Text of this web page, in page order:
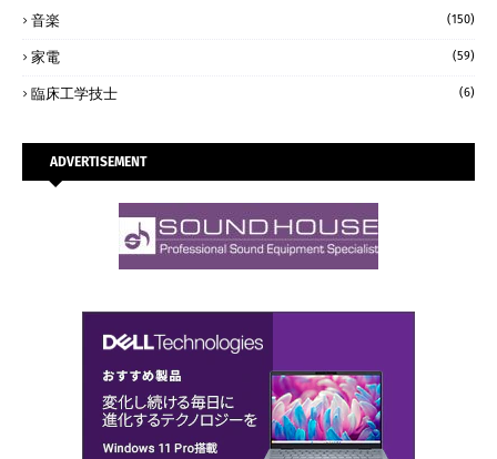
音楽 (150)
家電 (59)
臨床工学技士 (6)
ADVERTISEMENT